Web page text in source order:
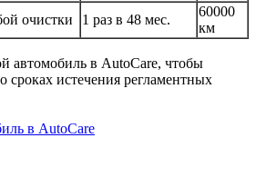
очистки
1 раз в 48 мес.
60000
км
автомобиль в AutoCare, чтобы
сроках истечения регламентных
в AutoCare